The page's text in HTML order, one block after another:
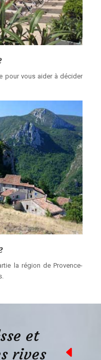
pour vous aider à décider
la région de Provence-
et
rives